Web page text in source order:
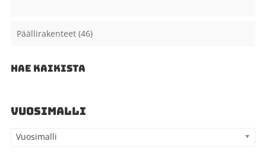
Päällirakenteet (46)
HAE KAIKISTA
VUOSIMALLI
Vuosimalli